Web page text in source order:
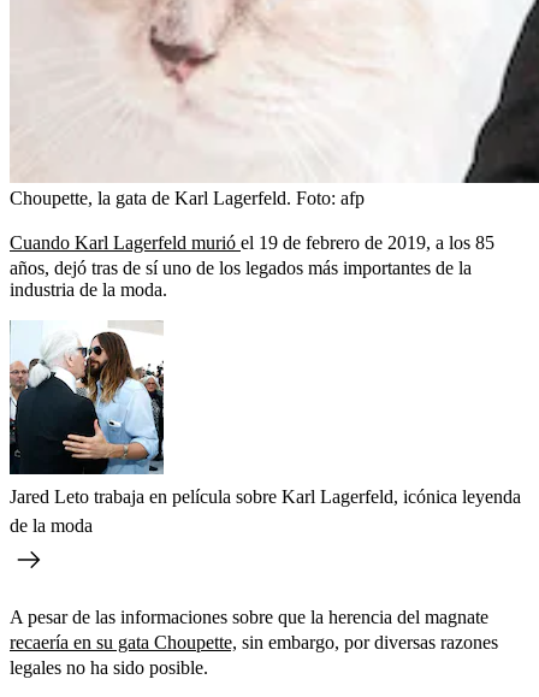
Choupette, la gata de Karl Lagerfeld. Foto: afp
Cuando Karl Lagerfeld murió el 19 de febrero de 2019, a los 85
años, dejó tras de sí uno de los legados más importantes de la
industria de la moda.
Jared Leto trabaja en película sobre Karl Lagerfeld, icónica leyenda
de la moda
A pesar de las informaciones sobre que la herencia del magnate
recaería en su gata Choupette, sin embargo, por diversas razones
legales no ha sido posible.